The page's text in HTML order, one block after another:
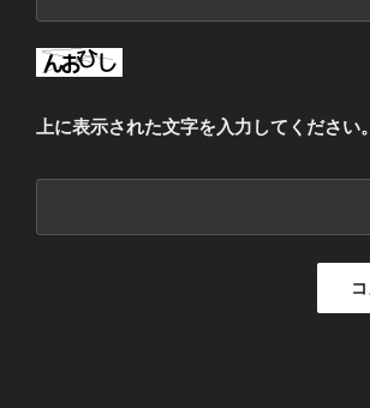
上に表示された文字を入力してください。